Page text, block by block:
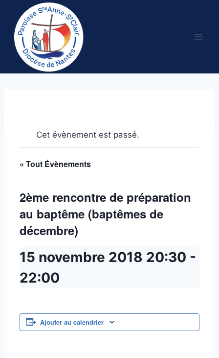
contenu
Cet évènement est passé.
« Tout Évènements
2ème rencontre de préparation
au baptême (baptêmes de
décembre)
15 novembre 2018 20:30 -
22:00
Ajouter au calendrier